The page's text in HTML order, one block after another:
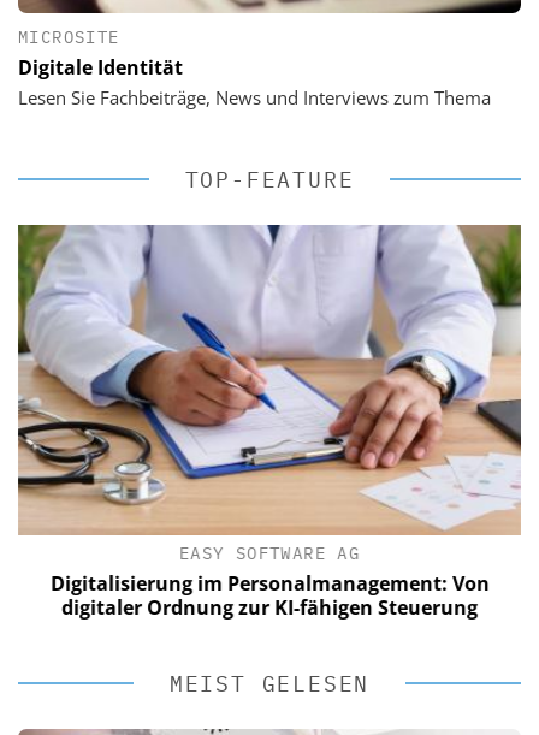
MICROSITE
Digitale Identität
Lesen Sie Fachbeiträge, News und Interviews zum Thema
TOP-FEATURE
EASY SOFTWARE AG
Digitalisierung im Personalmanagement: Von
digitaler Ordnung zur KI-fähigen Steuerung
MEIST GELESEN